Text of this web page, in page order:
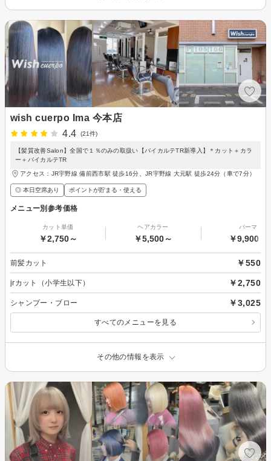
wish cuerpo Ima 今本店
4.4
(21件)
【髪質改善Salon】全国で１％のみの取扱い【バイカルテTR新導入】＊カット＋カラ
ー＋バイカルテTR
アクセス：JR宇野線 備前西市駅 徒歩16分、JR宇野線 大元駅 徒歩24分（車で7分）
◎ 本日空席あり ポイントが貯まる・使える
メニュー別参考価格
カット単価
￥2,750～
ヘアカラー
￥5,500～
パーマ
￥9,900～
前髪カット ￥550
jrカット（小学生以下） ￥2,750
シャンプー・ブロー ￥3,025
すべてのメニューを見る
その他の情報を表示